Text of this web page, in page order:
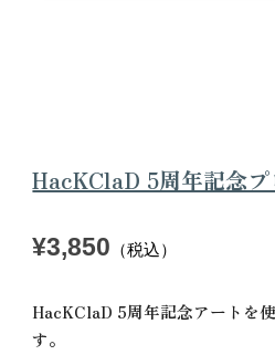
HacKClaD 5周年記念プ
¥3,850 （税込）
HacKClaD 5周年記念アートを
す。